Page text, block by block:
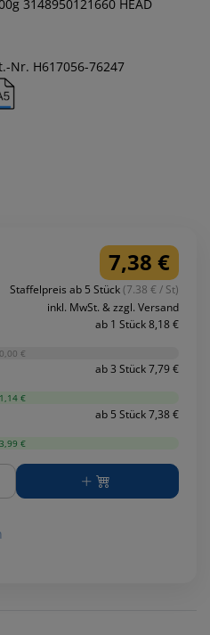
3148950121660 HEAD
Nr. H617056-76247
7,38 €
Staffelpreis ab 5 Stück(7.38 € / St)
inkl. MwSt. & zzgl. Versand
ab 1 Stück 8,18 €
€
ab 3 Stück 7,79 €
€
ab 5 Stück 7,38 €
€